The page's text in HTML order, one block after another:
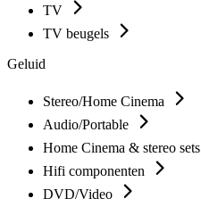
TV
TV beugels
Geluid
Stereo/Home Cinema
Audio/Portable
Home Cinema & stereo sets
Hifi componenten
DVD/Video